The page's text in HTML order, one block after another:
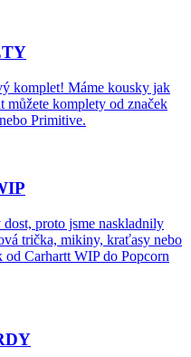
komplet! Máme kousky jak
komplety od značek
Primitive.
proto jsme naskladnily
trička, mikiny, kraťasy nebo
Carhartt WIP do Popcorn